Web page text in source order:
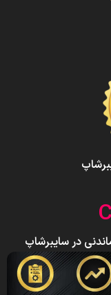
در سایبرشاپ